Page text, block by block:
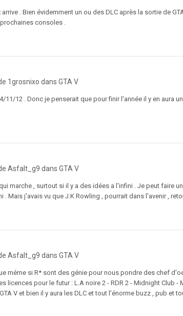
. Bien évidemment un ou des DLC après la sortie de
consoles .
1grosnixo dans GTA V
11/12 . Donc je penserait que pour finir l'année il y en aura
Asfalt_g9 dans GTA V
marche , surtout si il y a des idées a l'infini . Je peut faire
Mais j'avais vu que J.K Rowling , pourrait dans l'avenir ,
Asfalt_g9 dans GTA V
méme si R* sont des génie pour nous pondre des chef
licences pour le futur : L.A noire 2 - RDR 2 - Midnight Club -
V et bien il y aura les DLC et tout l'énorme buzz , pub et